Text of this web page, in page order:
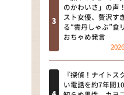
本日はダ
朝だ！生
教えて！
ミカタ
のかわいさ」の声
スト女優、贅沢す
る“雲丹しゃぶ”食
おちゃめ発言
『探偵！ナイト
い電話を約7年間